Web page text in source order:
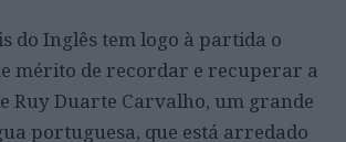
do Inglês tem logo à partida o
mérito de recordar e recuperar a
Ruy Duarte Carvalho, um grande
portuguesa, que está arredado